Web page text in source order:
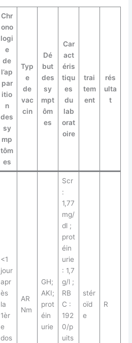
Chr
ono
logi
e
de
l’ap
par
itio
n
des
sy
mp
tôm
es
Typ
e
de
vac
cin
Dé
but
des
sy
mpt
ôm
es
Car
act
éris
tiqu
es
du
lab
orat
oire
trai
tem
ent
rés
ulta
t
<1
jour
apr
ès
la
1èr
e
dos
AR
Nm
GH;
AKI;
prot
éin
urie
Scr
:
1,77
mg/
dl ;
prot
éin
urie
: 1,7
g/l ;
RB
C :
192
0/p
uits
stér
oïd
e
R